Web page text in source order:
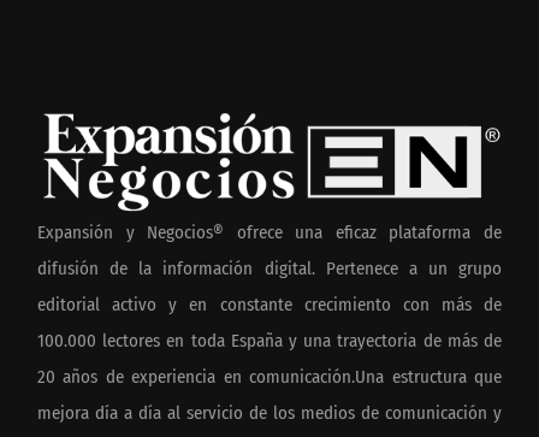
Expansión y Negocios® ofrece una eficaz plataforma de
difusión de la información digital. Pertenece a un grupo
editorial activo y en constante crecimiento con más de
100.000 lectores en toda España y una trayectoria de más de
20 años de experiencia en comunicación.Una estructura que
mejora día a día al servicio de los medios de comunicación y